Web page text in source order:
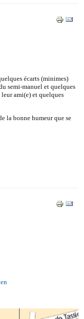
écarts (minimes)
semi-manuel et quelques
ami(e) et quelques
la bonne humeur que se